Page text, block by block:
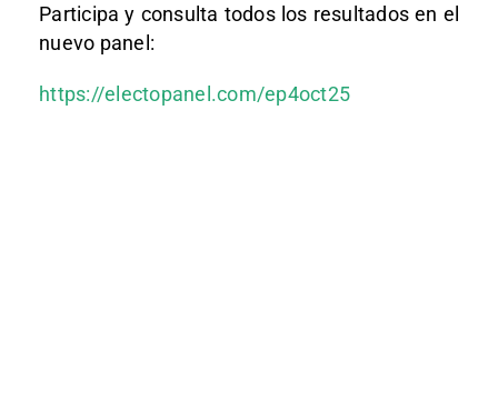
Participa y consulta todos los resultados en el
nuevo panel:
https://electopanel.com/ep4oct25